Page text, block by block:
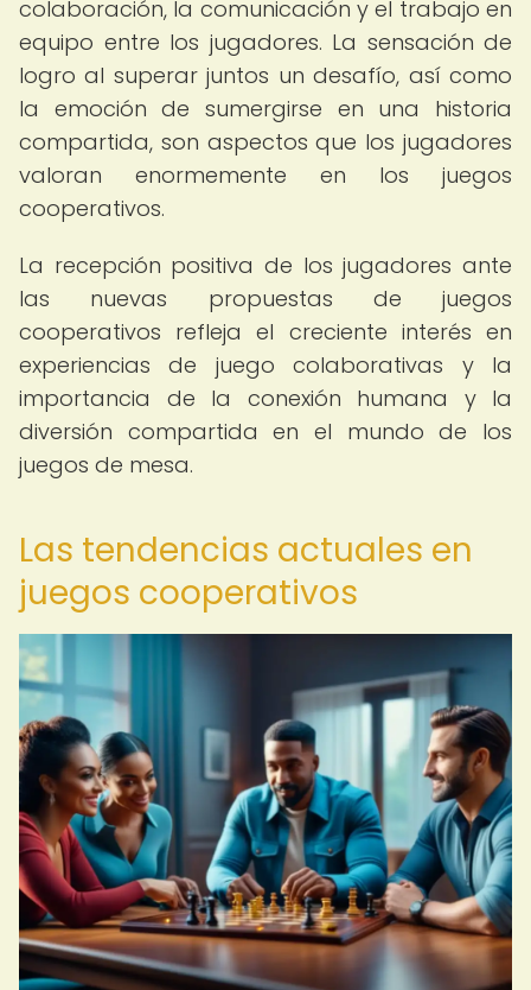
colaboración, la comunicación y el trabajo en
equipo entre los jugadores. La sensación de
logro al superar juntos un desafío, así como
la emoción de sumergirse en una historia
compartida, son aspectos que los jugadores
valoran enormemente en los juegos
cooperativos.
La recepción positiva de los jugadores ante
las nuevas propuestas de juegos
cooperativos refleja el creciente interés en
experiencias de juego colaborativas y la
importancia de la conexión humana y la
diversión compartida en el mundo de los
juegos de mesa.
Las tendencias actuales en
juegos cooperativos